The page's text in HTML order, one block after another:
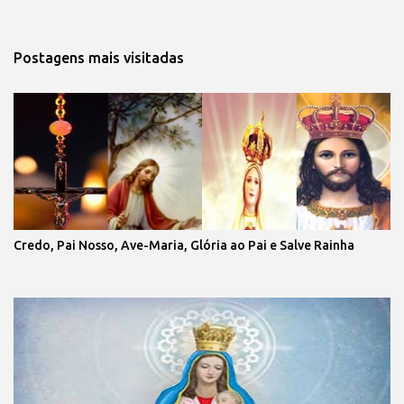
Postagens mais visitadas
Credo, Pai Nosso, Ave-Maria, Glória ao Pai e Salve Rainha